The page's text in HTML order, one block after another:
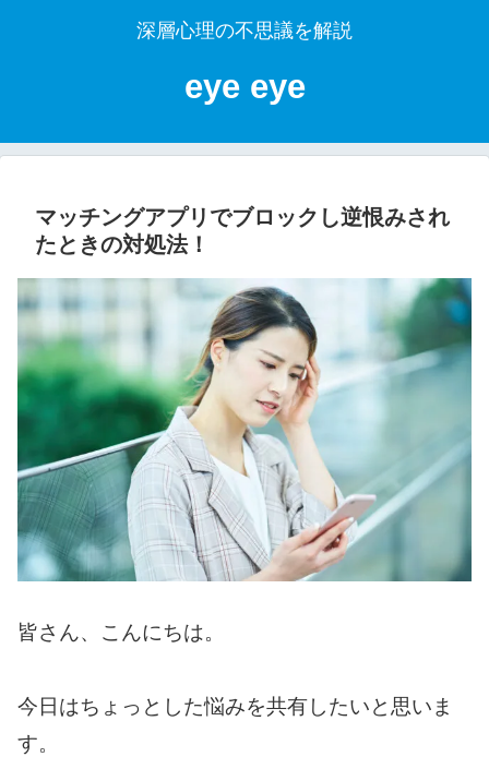
深層心理の不思議を解説
eye eye
マッチングアプリでブロックし逆恨みされ
たときの対処法！
皆さん、こんにちは。
今日はちょっとした悩みを共有したいと思いま
す。